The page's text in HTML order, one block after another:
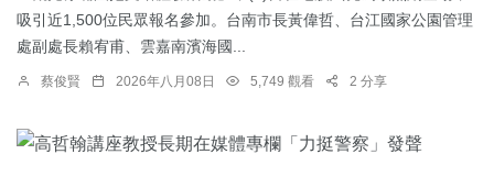
吸引近1,500位民眾報名參加。台南市長黃偉哲、台江國家公園管理
處副處長賴宥甫、雲嘉南濱海國...
蔡俊賢 2026年八月08日 5,749 觀看 2 分享